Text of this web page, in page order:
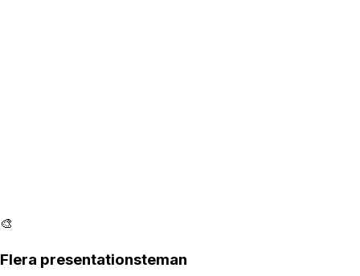
🎨
Flera presentationsteman